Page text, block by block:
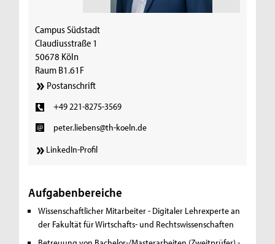
Campus Südstadt
Claudiusstraße 1
50678 Köln
Raum B1.61F
Postanschrift
+49 221-8275-3569
peter.liebens@th-koeln.de
LinkedIn-Profil
Aufgabenbereiche
Wissenschaftlicher Mitarbeiter - Digitaler Lehrexperte an
der Fakultät für Wirtschafts- und Rechtswissenschaften